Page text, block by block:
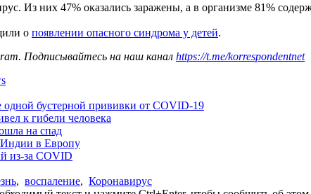
Из них 47% оказались заражены, а в организме 81%
о появлении опасного синдрома у детей.
Подписывайтесь на наш канал https://t.me/korrespondentnet
бустерной прививки от COVID-19
к гибели человека
на спад
Индии в Европу
из-за COVID
, воспаление, Коронавирус